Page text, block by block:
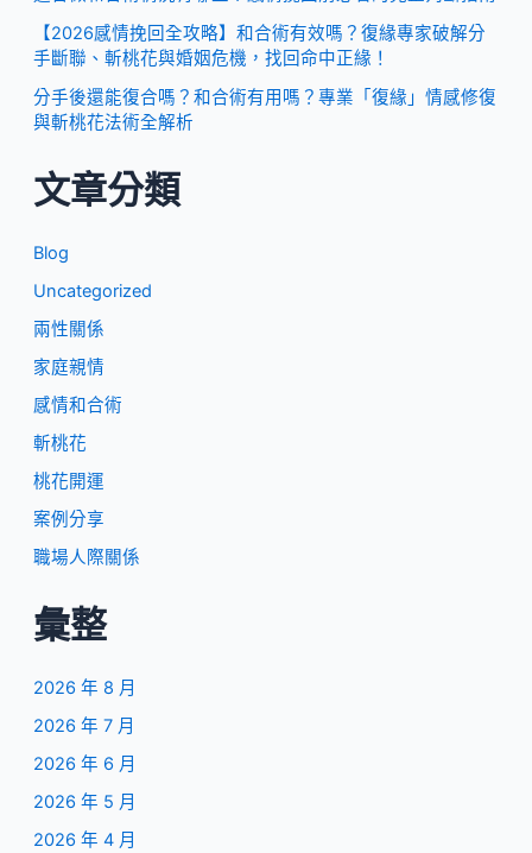
【2026感情挽回全攻略】和合術有效嗎？復緣專家破解分
手斷聯、斬桃花與婚姻危機，找回命中正緣！
分手後還能復合嗎？和合術有用嗎？專業「復緣」情感修復
與斬桃花法術全解析
文章分類
Blog
Uncategorized
兩性關係
家庭親情
感情和合術
斬桃花
桃花開運
案例分享
職場人際關係
彙整
2026 年 8 月
2026 年 7 月
2026 年 6 月
2026 年 5 月
2026 年 4 月